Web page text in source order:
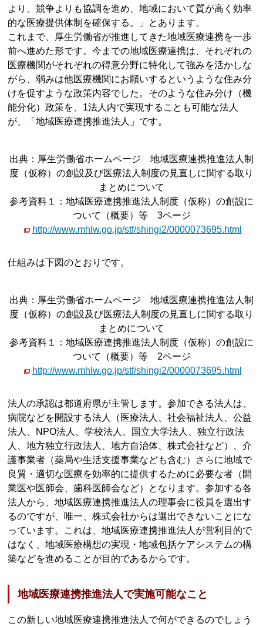
より、競争よりも協調を進め、地域において質が高く効率
的な医療提供体制を確保する。」とあります。
これまで、厚生労働省が推進してきた地域医療連携を一歩
前へ進めた形です。今までの地域医療連携は、それぞれの
医療機関がそれぞれの得意分野に特化して強みを活かしな
がら、弱みは他医療機関にお願いするというような住み分
けを促すような政策内容でした。そのような住み分け（機
能分化）政策を、1法人内で実現することも可能な法人
が、「地域医療連携推進法人」です。
出典：厚生労働省ホームページ 地域医療連携推進法人制
度（仮称）の創設及び医療法人制度の見直しに関する取り
まとめについて
参考資料１：地域医療連携推進法人制度（仮称）の創設に
ついて（概要）等 3ページ
http://www.mhlw.go.jp/stf/shingi2/0000073695.html
仕組みは下図のとおりです。
出典：厚生労働省ホームページ 地域医療連携推進法人制
度（仮称）の創設及び医療法人制度の見直しに関する取り
まとめについて
参考資料１：地域医療連携推進法人制度（仮称）の創設に
ついて（概要）等 2ページ
http://www.mhlw.go.jp/stf/shingi2/0000073695.html
法人の承認は都道府県が主管します。参加できる法人は、
病院などを開設する法人（医療法人、社会福祉法人、公益
法人、NPO法人、学校法人、国立大学法人、独立行政法
人、地方独立行政法人、地方自治体、株式会社など）、介
護事業者（薬局や生活支援事業なども含む）さらに地域で
良質・適切な医療を効率的に提供するために必要な者（開
業医や医師会、歯科医師会など）となります。参加する各
法人から、地域医療連携推進法人の理事会に役員を選出す
るのですが、唯一、株式会社からは選出できないことにな
っています。これは、地域医療連携推進法人が営利目的で
はなく、地域医療構想の実現・地域包括ケアシステムの構
築などを進めることが目的であるからです。
地域医療連携推進法人で実施可能なこと
この新しい地域医療連携推進法人で何ができるのでしょう